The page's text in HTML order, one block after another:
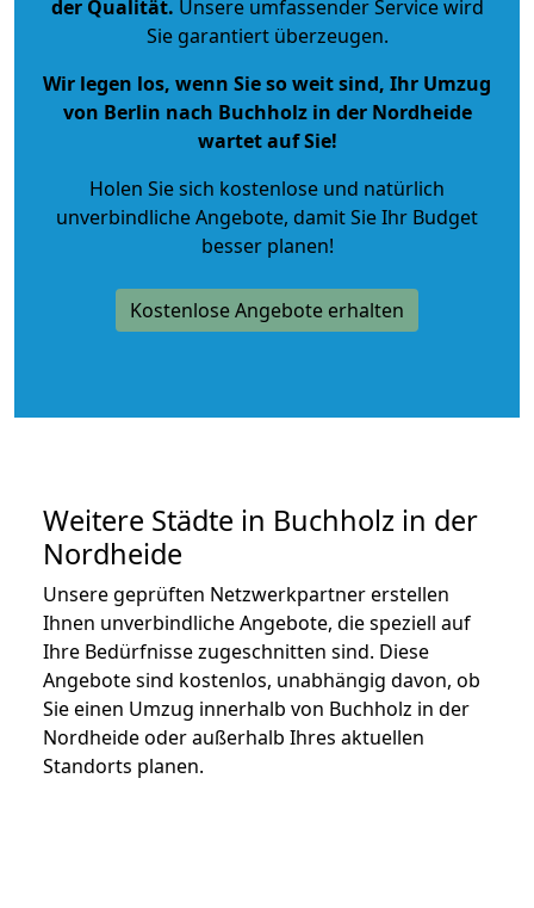
der Qualität. Unsere umfassender Service wird
Sie garantiert überzeugen.
Wir legen los, wenn Sie so weit sind, Ihr Umzug
von Berlin nach Buchholz in der Nordheide
wartet auf Sie!
Holen Sie sich kostenlose und natürlich
unverbindliche Angebote, damit Sie Ihr Budget
besser planen!
Kostenlose Angebote erhalten
Weitere Städte in Buchholz in der
Nordheide
Unsere geprüften Netzwerkpartner erstellen
Ihnen unverbindliche Angebote, die speziell auf
Ihre Bedürfnisse zugeschnitten sind. Diese
Angebote sind kostenlos, unabhängig davon, ob
Sie einen Umzug innerhalb von Buchholz in der
Nordheide oder außerhalb Ihres aktuellen
Standorts planen.